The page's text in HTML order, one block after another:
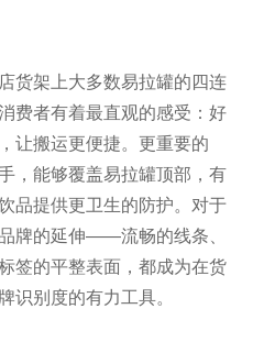
货架上大多数易拉罐的四连
费者有着最直观的感受：好
让搬运更便捷。更重要的
，能够覆盖易拉罐顶部，有
品提供更卫生的防护。对于
牌的延伸——流畅的线条、
签的平整表面，都成为在货
识别度的有力工具。